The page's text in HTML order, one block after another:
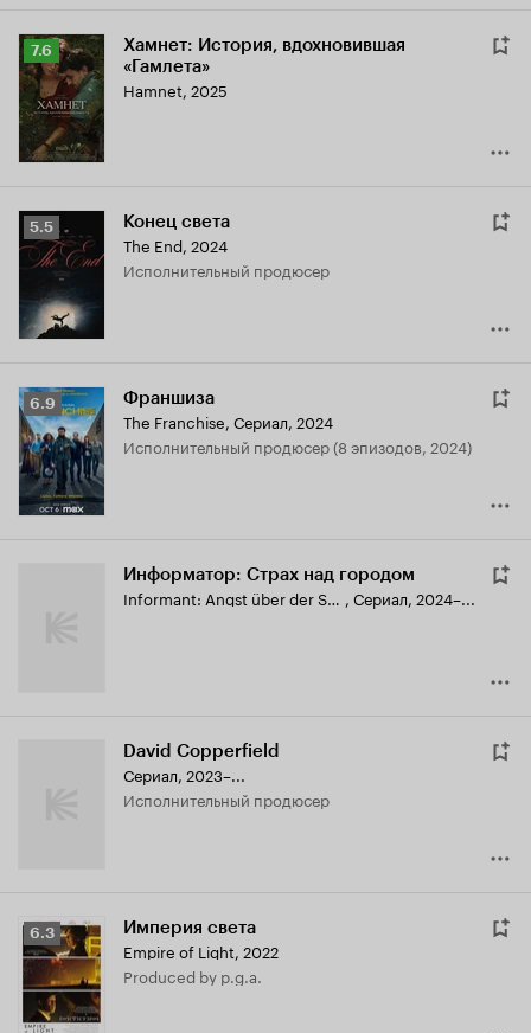
Рейтинг
Кинопоиска
7.6
7.6
Хамнет: История, вдохновившая
«Гамлета»
Hamnet, 2025
Рейтинг
Кинопоиска
5.5
5.5 Конец света
The End, 2024
исполнительный продюсер
Рейтинг
Кинопоиска
6.9
6.9 Франшиза
The Franchise, Сериал, 2024
исполнительный продюсер (8 эпизодов, 2024)
Информатор: Страх над городом
Informant: Angst über der Stadt , Сериал, 2024–...
David Copperfield
Сериал, 2023–...
исполнительный продюсер
Рейтинг
Кинопоиска
6.3
6.3 Империя света
Empire of Light, 2022
produced by p.g.a.